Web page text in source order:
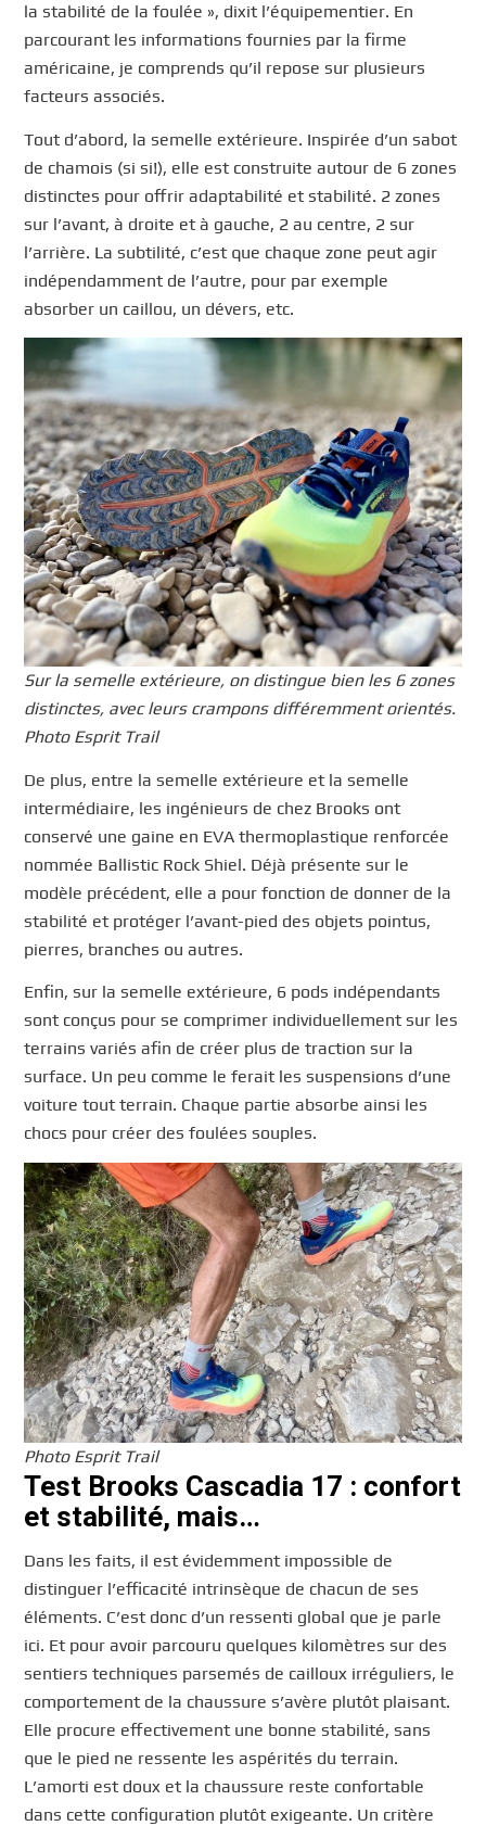
la stabilité de la foulée », dixit l’équipementier. En
parcourant les informations fournies par la firme
américaine, je comprends qu’il repose sur plusieurs
facteurs associés.
Tout d’abord, la semelle extérieure. Inspirée d’un sabot
de chamois (si si!), elle est construite autour de 6 zones
distinctes pour offrir adaptabilité et stabilité. 2 zones
sur l’avant, à droite et à gauche, 2 au centre, 2 sur
l’arrière. La subtilité, c’est que chaque zone peut agir
indépendamment de l’autre, pour par exemple
absorber un caillou, un dévers, etc.
Sur la semelle extérieure, on distingue bien les 6 zones
distinctes, avec leurs crampons différemment orientés.
Photo Esprit Trail
De plus, entre la semelle extérieure et la semelle
intermédiaire, les ingénieurs de chez Brooks ont
conservé une gaine en EVA thermoplastique renforcée
nommée Ballistic Rock Shiel. Déjà présente sur le
modèle précédent, elle a pour fonction de donner de la
stabilité et protéger l’avant-pied des objets pointus,
pierres, branches ou autres.
Enfin, sur la semelle extérieure, 6 pods indépendants
sont conçus pour se comprimer individuellement sur les
terrains variés afin de créer plus de traction sur la
surface. Un peu comme le ferait les suspensions d’une
voiture tout terrain. Chaque partie absorbe ainsi les
chocs pour créer des foulées souples.
Photo Esprit Trail
Test Brooks Cascadia 17 : confort
et stabilité, mais…
Dans les faits, il est évidemment impossible de
distinguer l’efficacité intrinsèque de chacun de ses
éléments. C’est donc d’un ressenti global que je parle
ici. Et pour avoir parcouru quelques kilomètres sur des
sentiers techniques parsemés de cailloux irréguliers, le
comportement de la chaussure s’avère plutôt plaisant.
Elle procure effectivement une bonne stabilité, sans
que le pied ne ressente les aspérités du terrain.
L’amorti est doux et la chaussure reste confortable
dans cette configuration plutôt exigeante. Un critère